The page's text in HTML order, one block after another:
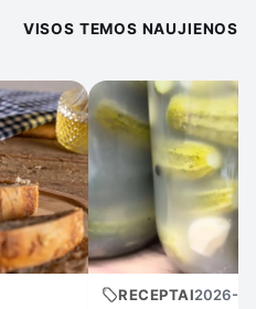
VISOS TEMOS NAUJIENOS
RECEPTAI2026-